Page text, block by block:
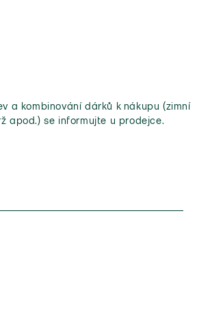
a kombinování dárků k nákupu (zimní
apod.) se informujte u prodejce.